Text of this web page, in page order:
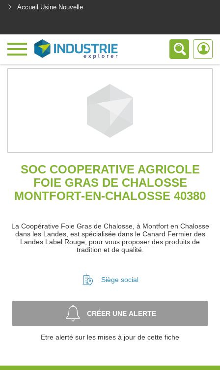
Accueil Usine Nouvelle
SOC COOPERATIVE AGRICOLE
FOIE GRAS DE CHALOSSE
MONTFORT-EN-CHALOSSE 40380
La Coopérative Foie Gras de Chalosse, à Montfort en Chalosse
dans les Landes, est spécialisée dans le Canard Fermier des
Landes Label Rouge, pour vous proposer des produits de
tradition et de qualité.
Siège social
CRÉER UNE ALERTE
Etre alerté sur les mises à jour de cette fiche